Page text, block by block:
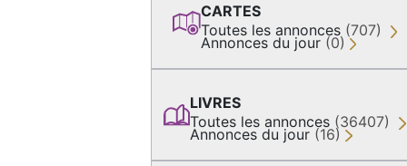
CARTES
Toutes les annonces (707)
Annonces du jour (0)
LIVRES
Toutes les annonces (36407)
Annonces du jour (16)